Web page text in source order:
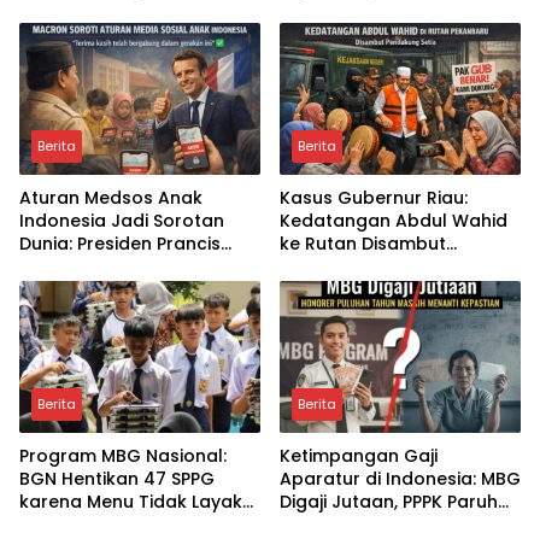
bagi Program Makan
Bergizi Gratis?
Wartawan Sedang
Bertugas
Berita
Aturan Medsos Anak
Indonesia Jadi Sorotan
Dunia: Presiden Prancis
Ucapkan Terima Kasih,
Apa Dampaknya bagi
Generasi Digital?
Berita
Kasus Gubernur Riau:
Kedatangan Abdul Wahid
ke Rutan Disambut
Pendukung, Simbol
Loyalitas atau Awal Babak
Baru Kasus?
Berita
Program MBG Nasional:
BGN Hentikan 47 SPPG
karena Menu Tidak Layak
Berita
Ketimpangan Gaji
Aparatur di Indonesia: MBG
Digaji Jutaan, PPPK Paruh